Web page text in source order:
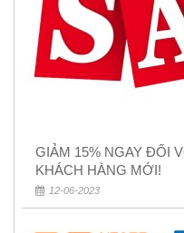
GIẢM 15% NGAY ĐỐI
KHÁCH HÀNG MỚI!
12-06-2023